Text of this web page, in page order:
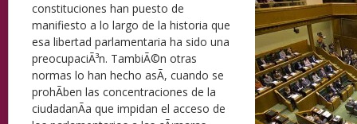
constituciones han puesto de
manifiesto a lo largo de la historia que
esa libertad parlamentaria ha sido una
preocupaciÃ³n. TambiÃ©n otras
normas lo han hecho asÃ­, cuando se
prohÃ­ben las concentraciones de la
ciudadanÃ­a que impidan el acceso de